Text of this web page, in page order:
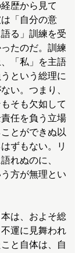
歴から見て
「自分の意
る」訓練を受
たのだ。訓練
「私」を主語
という総理に
い。つまり、
そも欠如して
任を負う立場
とができぬ以
ずもない。リ
れぬのに、
方が無理とい
は、およそ総
運に見舞われ
と自体は、自